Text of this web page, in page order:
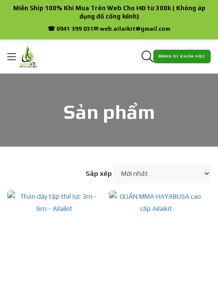
Miễn Ship 100% Khi Mua Trên Web Cho HĐ từ 300k ( Không áp
dụng đồ cồng kềnh)
☎ 0941 399 031✉ web.ailaikit@gmail.com
ĐĂNG KÍ KHÓA HỌC
Sản phẩm
Sắp xếp